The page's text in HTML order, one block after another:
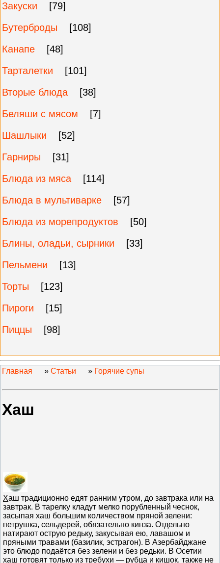
Закуски
[79]
Бутерброды
[108]
Канапе
[48]
Тарталетки
[101]
Вторые блюда
[38]
Беляши с мясом
[7]
Шашлыки
[52]
Гарниры
[31]
Блюда из мяса
[114]
Блюда в мультиварке
[57]
Блюда из морепродуктов
[50]
Блины, оладьи, сырники
[33]
Пельмени
[13]
Торты
[123]
Пироги
[15]
Пиццы
[98]
Главная » Статьи » Горячие супы
Хаш
Хаш традиционно едят ранним утром, до завтрака или на
завтрак. В тарелку кладут мелко порубленный чеснок,
засыпая хаш большим количеством пряной зелени:
петрушка, сельдерей, обязательно кинза. Отдельно
натирают острую редьку, закусывая ею, лавашом и
пряными травами (базилик, эстрагон). В Азербайджане
это блюдо подаётся без зелени и без редьки. В Осетии
хаш готовят только из требухи — рубца и кишок, также не